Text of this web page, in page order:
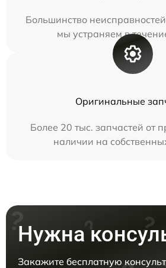
Большинство
мы устраняем в
Оригинальные
Более 20 тыс. запчастей от
наличии на
Нужна
Закажите бесплатную